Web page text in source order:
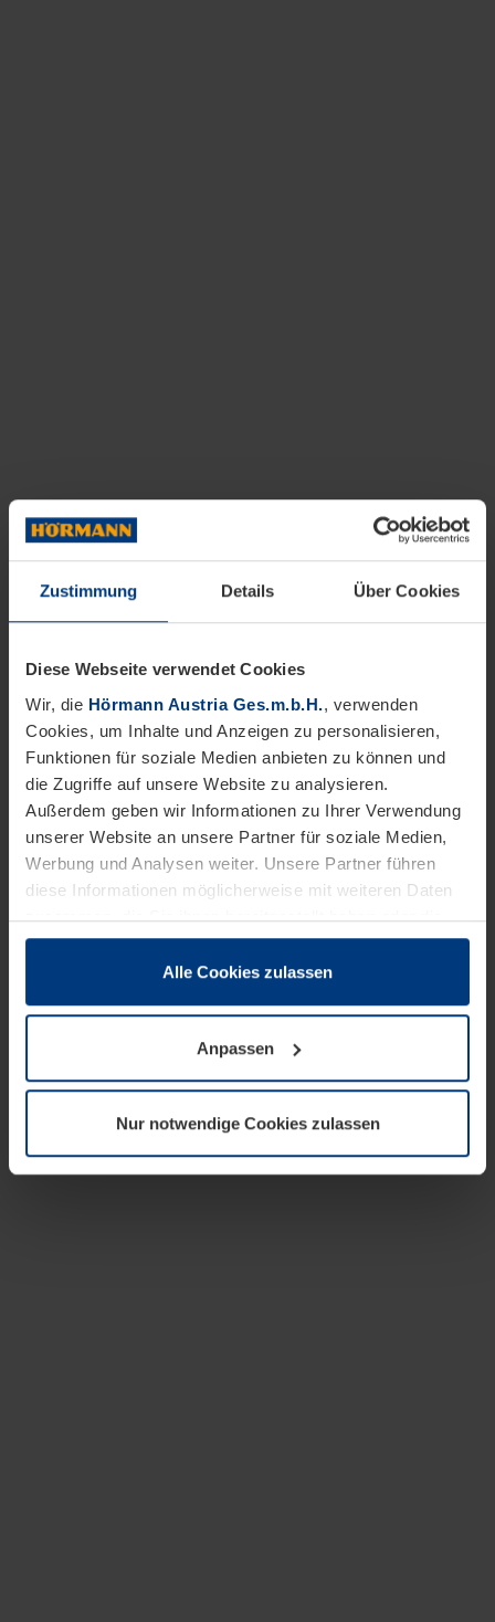
Zustimmung Details Über Cookies
Diese Webseite verwendet Cookies
Wir, die Hörmann Austria Ges.m.b.H., verwenden
Cookies, um Inhalte und Anzeigen zu personalisieren,
Funktionen für soziale Medien anbieten zu können und
die Zugriffe auf unsere Website zu analysieren.
Außerdem geben wir Informationen zu Ihrer Verwendung
unserer Website an unsere Partner für soziale Medien,
Werbung und Analysen weiter. Unsere Partner führen
diese Informationen möglicherweise mit weiteren Daten
zusammen, die Sie ihnen bereitgestellt haben oder die
sie im Rahmen Ihrer Nutzung der Dienste gesammelt
wenn diese für den Betrieb dieser Seite unbedingt
notwendig sind. Für alle anderen Cookie-Typen benötigen
wir Ihre Erlaubnis. Ihre Einwilligung können Sie jederzeit
Datenschutzerklärungunserer Website ändern oder
widerrufen.
Alle Cookies zulassen
Anpassen
Nur notwendige Cookies zulassen